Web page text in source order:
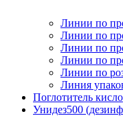
Линии по
Линии по
Линии по
Линии по
Линии по
Линия
Поглотитель
Унидез500